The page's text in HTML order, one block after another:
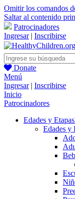
Omitir los comandos
Saltar al contenido
Patrocinadores
Ingresar| Inscribirse
Donate
Menú
Ingresar| Inscribirse
Inicio
Patrocinadores
Edades y Etapas
Edades y